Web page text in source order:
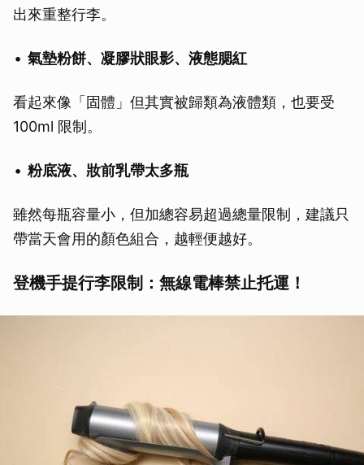
出來重整行李。
氣墊粉餅、凝膠狀眼影、液態腮紅
看起來像「固體」但其實被歸類為液體類，也要受
100ml 限制。
粉底液、妝前乳帶太多瓶
雖然每瓶容量小，但加總容易超過總量限制，建議只
帶當天會用的顏色組合，越輕便越好。
登機手提行李限制：無線電棒禁止托運！